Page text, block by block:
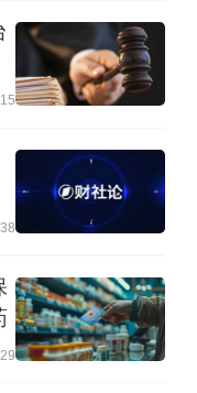
向性、技术赋
导向，精准
，协同发力；
这意味着，行
而是追求治理